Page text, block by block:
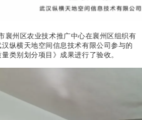
襄州区农业技术推广中心在襄州区组织有
纵横天地空间信息技术有限公司参与的
类别划分项目》成果进行了验收。